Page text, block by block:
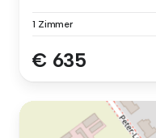
1 Zimmer
€ 635